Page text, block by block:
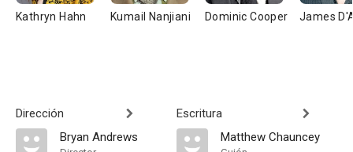
Kathryn Hahn Kumail Nanjiani Dominic Cooper James
Dirección
Bryan Andrews
Escritura
Matthew Chauncey